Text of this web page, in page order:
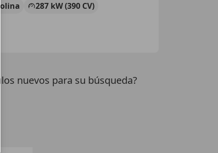
287 kW (390 CV)
nuevos para su búsqueda?